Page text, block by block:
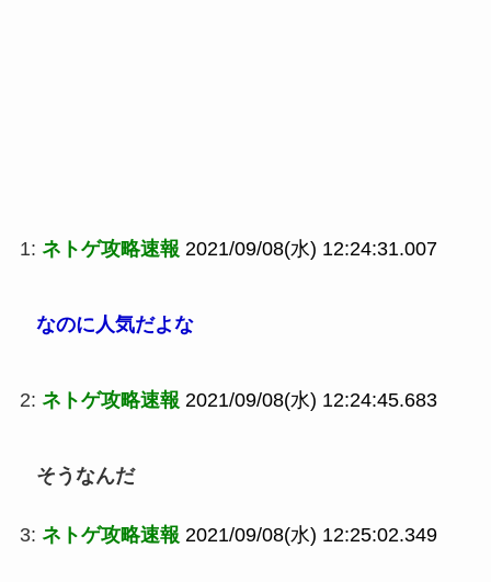
1: ネトゲ攻略速報 2021/09/08(水) 12:24:31.007
なのに人気だよな
2: ネトゲ攻略速報 2021/09/08(水) 12:24:45.683
そうなんだ
3: ネトゲ攻略速報 2021/09/08(水) 12:25:02.349